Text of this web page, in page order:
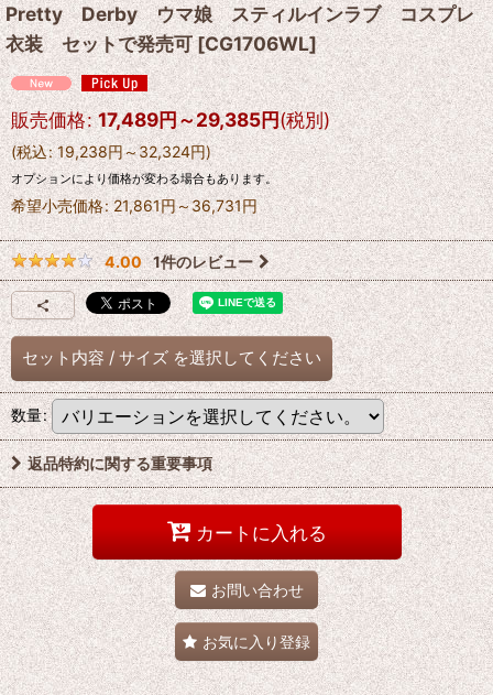
Pretty Derby ウマ娘 スティルインラブ コスプレ
衣装 セットで発売可[CG1706WL]
販売価格: 17,489円～29,385円(税別)
(税込: 19,238円～32,324円)
オプションにより価格が変わる場合もあります。
希望小売価格: 21,861円～36,731円
4.00 1件のレビュー
セット内容 / サイズ を選択してください
数量:
返品特約に関する重要事項
カートに入れる
お問い合わせ
お気に入り登録